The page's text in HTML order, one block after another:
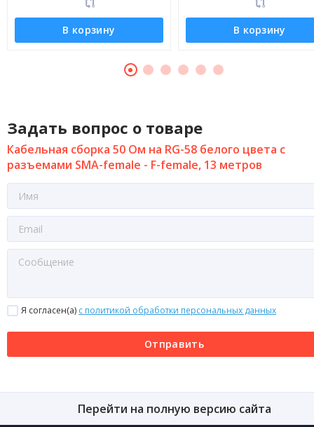
В корзину В корзину
Задать вопрос о товаре
Кабельная сборка 50 Ом на RG-58 белого цвета с
разъемами SMA-female - F-female, 13 метров
Я согласен(a) с политикой обработки персональных данных
Отправить
Перейти на полную версию сайта